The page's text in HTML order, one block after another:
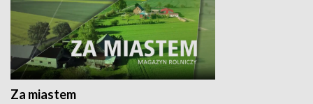
Za miastem